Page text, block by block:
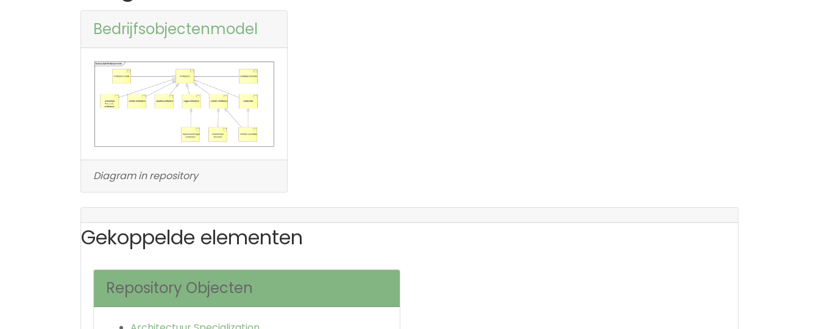
Bedrijfsobjectenmodel
Diagram in repository
Gekoppelde elementen
Repository Objecten